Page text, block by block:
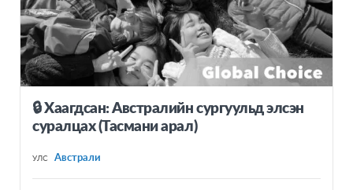
🔒 Хаагдсан: Австралийн сургуульд элсэн
суралцах (Тасмани арал)
УЛС Австрали